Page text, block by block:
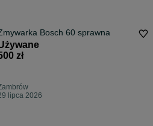
Bosch 60 sprawna
zł
lipca 2026